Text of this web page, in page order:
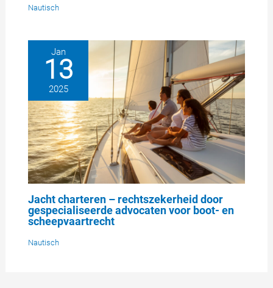
Nautisch
Jan
13
2025
Jacht charteren – rechtszekerheid door
gespecialiseerde advocaten voor boot- en
scheepvaartrecht
Nautisch